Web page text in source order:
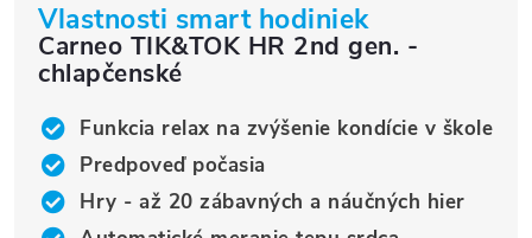
Vlastnosti smart hodiniek
Carneo TIK&TOK HR 2nd gen. -
chlapčenské
Funkcia relax na zvýšenie kondície v škole
Predpoveď počasia
Hry - až 20 zábavných a náučných hier